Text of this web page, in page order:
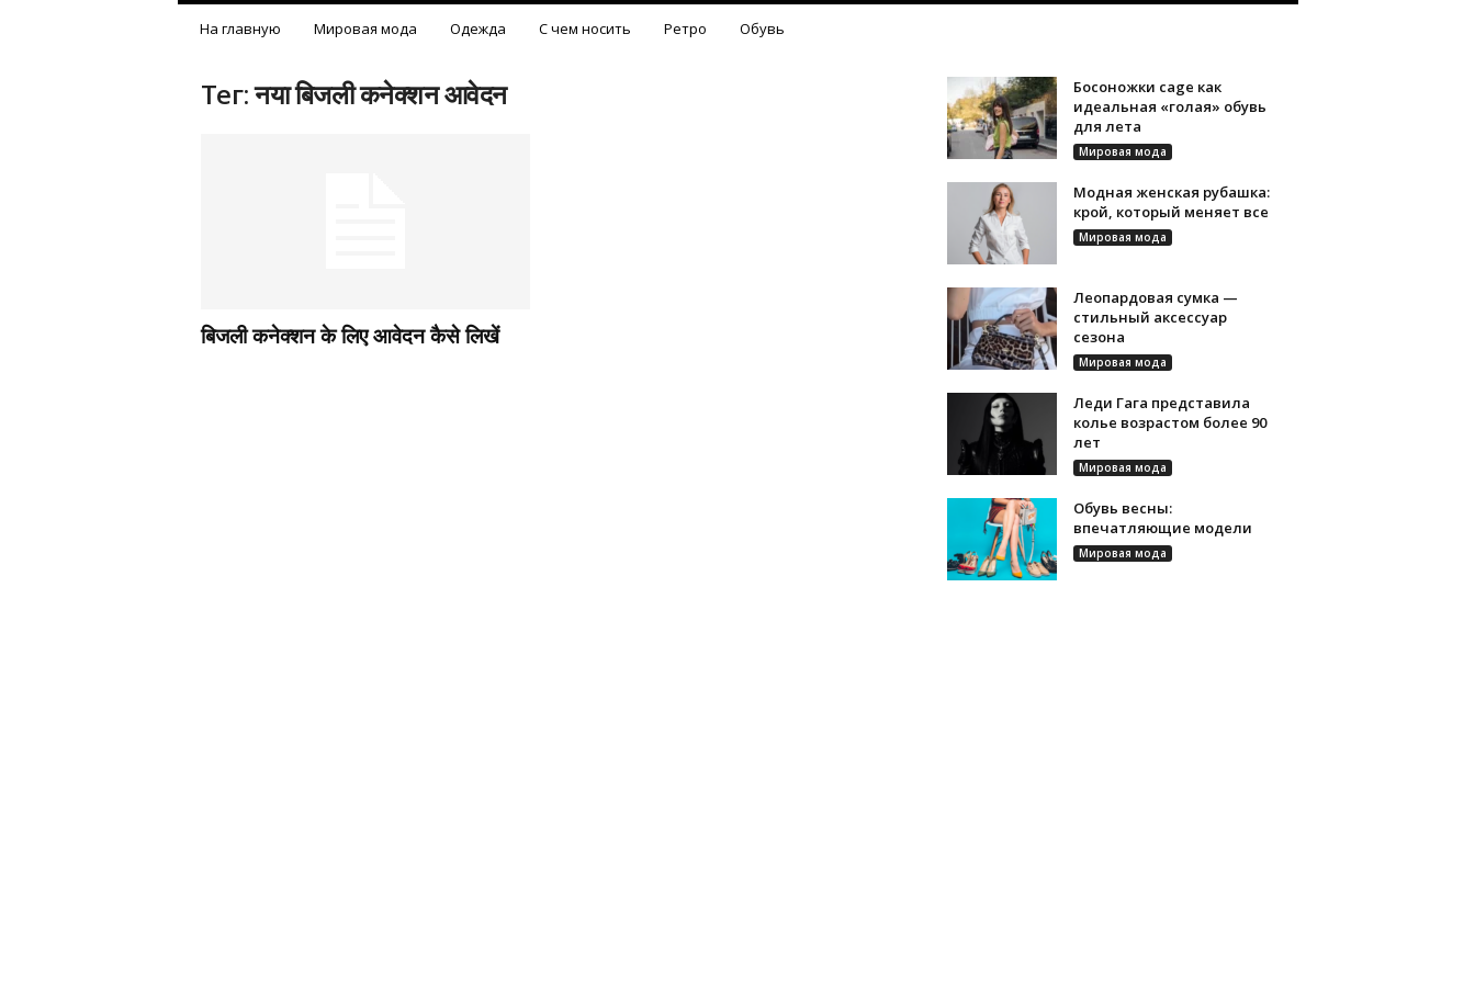
На главную Мировая мода Одежда С чем носить Ретро Обувь
Тег: नया बिजली कनेक्शन आवेदन
बिजली कनेक्शन के लिए आवेदन कैसे लिखें
Босоножки cage как
идеальная «голая» обувь
для лета
Мировая мода
Модная женская рубашка:
крой, который меняет все
Мировая мода
Леопардовая сумка —
стильный аксессуар
сезона
Мировая мода
Леди Гага представила
колье возрастом более 90
лет
Мировая мода
Обувь весны:
впечатляющие модели
Мировая мода